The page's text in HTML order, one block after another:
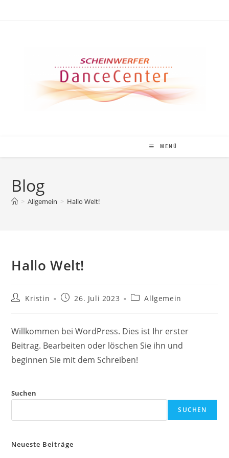
MENÜ
Blog
> Allgemein > Hallo Welt!
Hallo Welt!
Beitrags-
Kristin
Beitrag26. Juli 2023
Beitrags-
Allgemein
Willkommen bei WordPress. Dies ist Ihr erster
Beitrag. Bearbeiten oder löschen Sie ihn und
beginnen Sie mit dem Schreiben!
Suchen
SUCHEN
Neueste Beiträge